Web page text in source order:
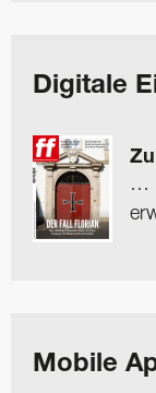
Digitale
…
Mobile